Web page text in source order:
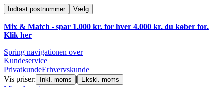
Indtast postnummer Vælg
Mix & Match - spar 1.000 kr. for hver 4.000 kr. du køber for.
Klik her
Spring navigationen over
Kundeservice
PrivatkundeErhvervskunde
Vis priser:
Inkl. moms | Ekskl. moms